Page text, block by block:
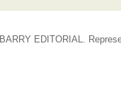
BARRY EDITORIAL.